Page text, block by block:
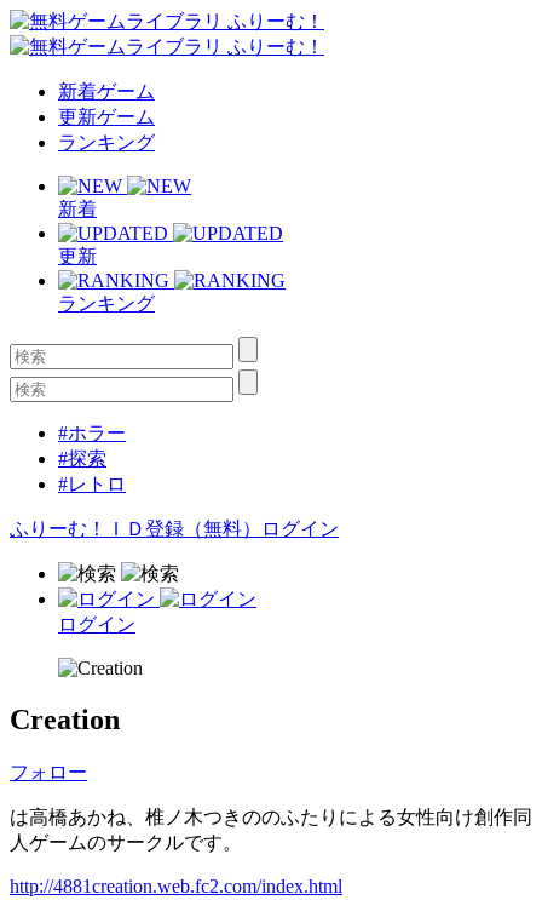
新着ゲーム
更新ゲーム
ランキング
新着
更新
ランキング
#ホラー
#探索
#レトロ
ふりーむ！ＩＤ登録（無料） ログイン
ログイン
Creation
フォロー
は高橋あかね、椎ノ木つきののふたりによる女性向け創作同
人ゲームのサークルです。
http://4881creation.web.fc2.com/index.html